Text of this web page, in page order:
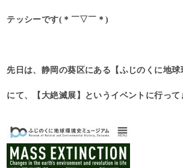
テッシーです(＊￣▽￣＊)
先日は、静岡の葵区にある【ふじのくに地球
にて、【大絶滅展】というイベントに行って